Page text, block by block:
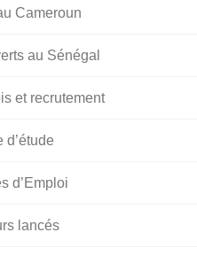
Cameroun
au Sénégal
et recrutement
d’étude
d’Emploi
lancés